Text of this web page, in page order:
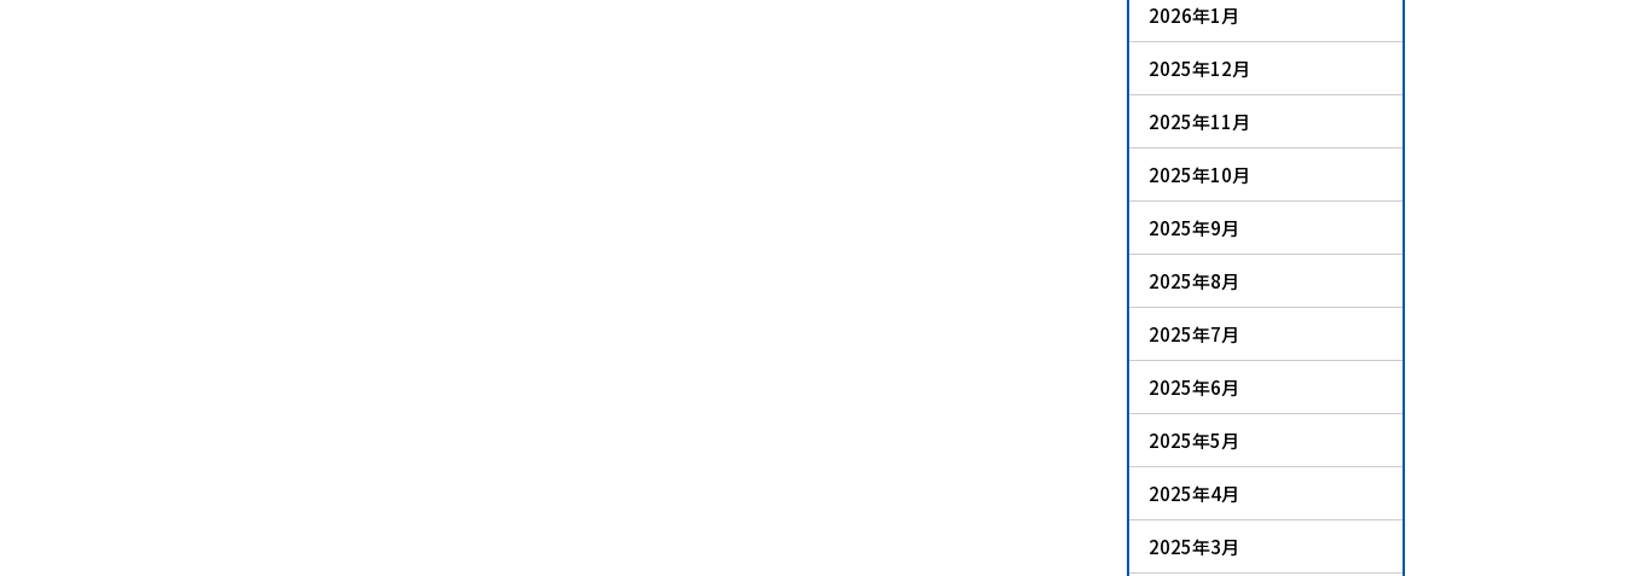
2026年1月
2025年12月
2025年11月
2025年10月
2025年9月
2025年8月
2025年7月
2025年6月
2025年5月
2025年4月
2025年3月